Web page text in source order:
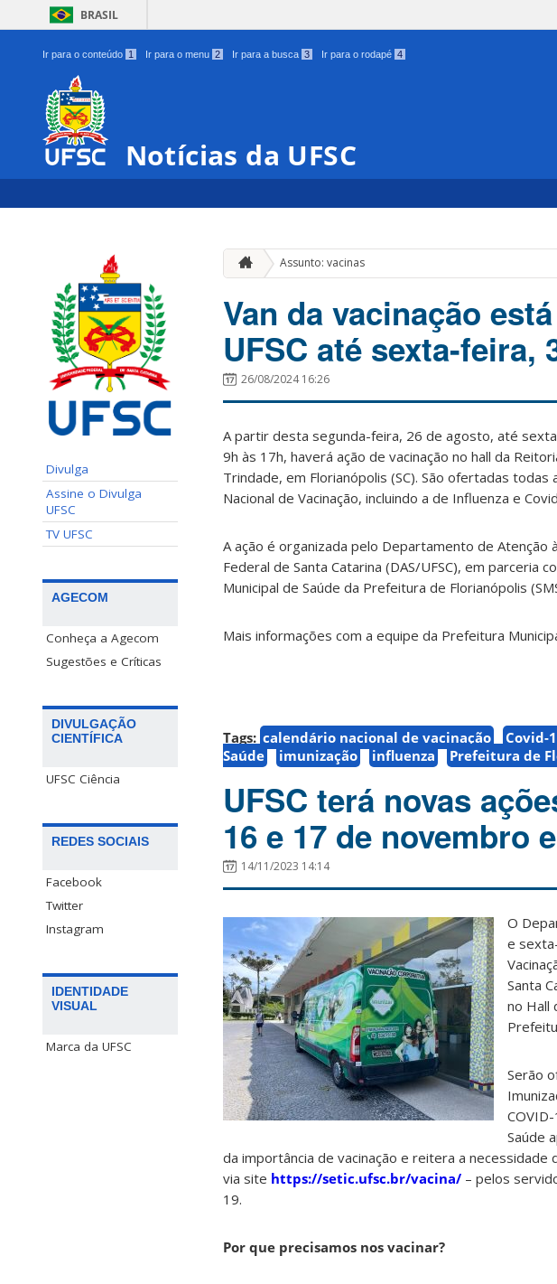
BRASIL
Ir para o conteúdo 1 Ir para o menu 2 Ir para a busca 3 Ir para o rodapé 4
Notícias da UFSC
Divulga
Assine o Divulga
UFSC
TV UFSC
AGECOM
Conheça a Agecom
Sugestões e Críticas
DIVULGAÇÃO
CIENTÍFICA
UFSC Ciência
REDES SOCIAIS
Facebook
Twitter
Instagram
IDENTIDADE
VISUAL
Marca da UFSC
Assunto: vacinas
Van da vacinação
UFSC até sexta-feira,
26/08/2024 16:26
A partir desta segunda-feira, 26 de agosto, até
9h às 17h, haverá ação de vacinação no hall da
Trindade, em Florianópolis (SC). São ofertadas todas
Nacional de Vacinação, incluindo a de Influenza e
A ação é organizada pelo Departamento de Atenção
Federal de Santa Catarina (DAS/UFSC), em parceria
Municipal de Saúde da Prefeitura de Florianópolis
Mais informações com a equipe da Prefeitura
Tags: calendário nacional de vacinação Covid-
Saúde
imunização influenza Prefeitura de
UFSC terá novas
16 e 17 de novembro
14/11/2023 14:14
O
e
Santa
no Hall
Serão
Saúde
da importância de vacinação e reitera a necessidade
via site https://setic.ufsc.br/vacina/ – pelos
19.
Por que precisamos nos vacinar?